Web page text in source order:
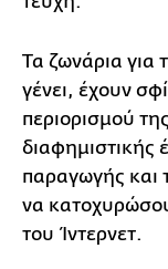
Τα ζωνάρια για
γένει, έχουν
περιορισμού
διαφημιστικής
παραγωγής και
να
του Ίντερνετ.